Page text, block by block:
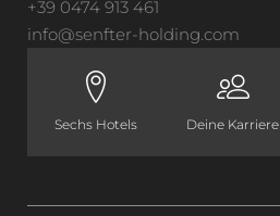
+39 0474 913 461
info@senfter-holding. com
Sechs Hotels Deine Karriere